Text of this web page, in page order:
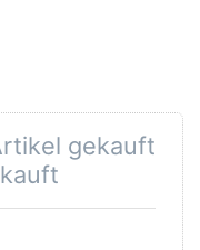
gekauft